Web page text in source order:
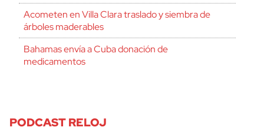
Acometen en Villa Clara traslado y siembra de
árboles maderables
Bahamas envía a Cuba donación de
medicamentos
PODCAST RELOJ